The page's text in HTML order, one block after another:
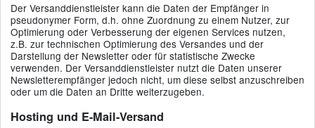
Der Versanddienstleister kann die Daten der Empfänger in
pseudonymer Form, d.h. ohne Zuordnung zu einem Nutzer, zur
Optimierung oder Verbesserung der eigenen Services nutzen,
z.B. zur technischen Optimierung des Versandes und der
Darstellung der Newsletter oder für statistische Zwecke
verwenden. Der Versanddienstleister nutzt die Daten unserer
Newsletterempfänger jedoch nicht, um diese selbst anzuschreiben
oder um die Daten an Dritte weiterzugeben.
Hosting und E-Mail-Versand